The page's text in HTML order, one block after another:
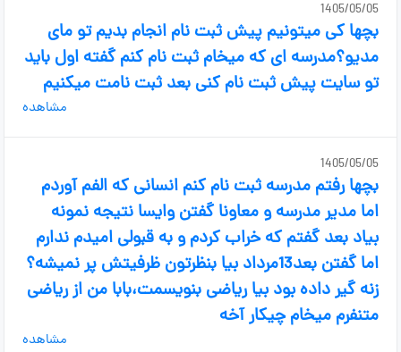
1405/05/05
بچها کی میتونیم پیش ثبت نام انجام بدیم تو مای
مدیو؟مدرسه ای که میخام ثبت نام کنم گفته اول باید
تو سایت پیش ثبت نام کنی بعد ثبت نامت میکنیم
مشاهده
1405/05/05
بچها رفتم مدرسه ثبت نام کنم انسانی که الفم آوردم
اما مدیر مدرسه و معاونا گفتن وایسا نتیجه نمونه
بیاد بعد گفتم که خراب کردم و به قبولی امیدم ندارم
اما گفتن بعد13مرداد بیا بنظرتون ظرفیتش پر نمیشه؟
زنه گیر داده بود بیا ریاضی بنویسمت،بابا من از ریاضی
متنفرم میخام چیکار آخه
مشاهده